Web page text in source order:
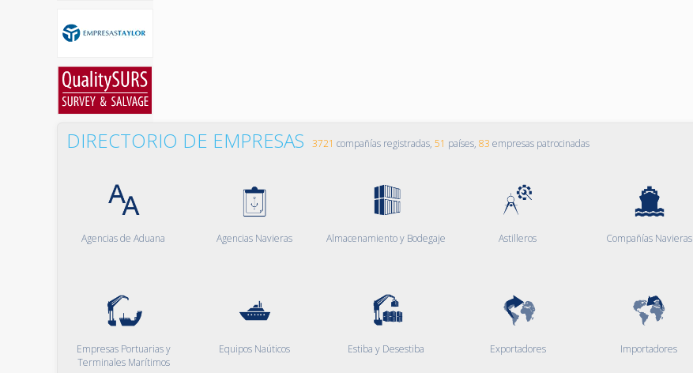
DIRECTORIO DE EMPRESAS 3721 compañías registradas, 51 países, 83 empresas patrocinadas
Agencias de Aduana Agencias Navieras Almacenamiento y Bodegaje Astilleros Compañías Navieras
Empresas Portuarias y
Terminales Marítimos
Equipos Naúticos Estiba y Desestiba Exportadores Importadores